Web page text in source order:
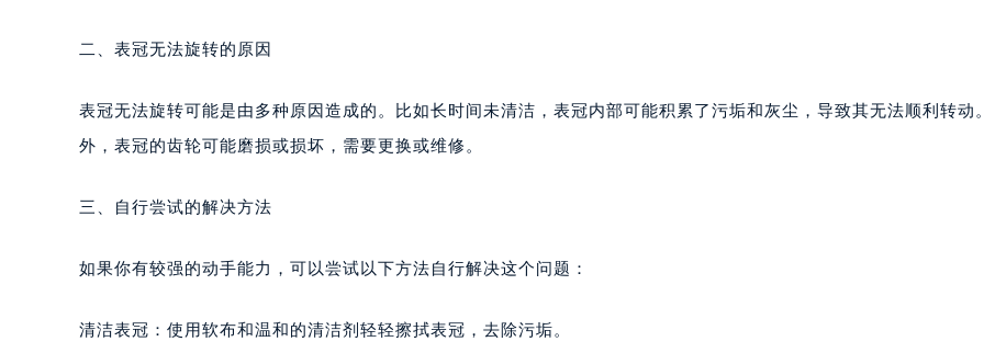
二、表冠无法旋转的原因
表冠无法旋转可能是由多种原因造成的。比如长时间未清洁，表冠内部可能积累了污垢和灰尘，导致其无法顺利转动
外，表冠的齿轮可能磨损或损坏，需要更换或维修。
三、自行尝试的解决方法
如果你有较强的动手能力，可以尝试以下方法自行解决这个问题：
清洁表冠：使用软布和温和的清洁剂轻轻擦拭表冠，去除污垢。